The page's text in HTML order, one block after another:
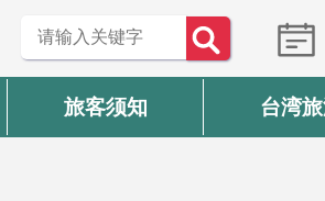
旅客须知 台湾